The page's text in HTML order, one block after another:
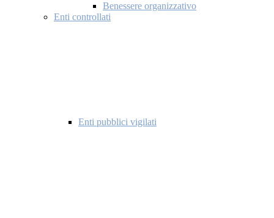
Benessere organizzativo
Enti controllati
Enti pubblici vigilati